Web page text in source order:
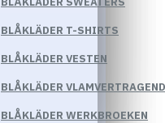
BLÅKLÄDER T-SHIRTS
BLÅKLÄDER VESTEN
BLÅKLÄDER
BLÅKLÄDER WERKBROEKEN